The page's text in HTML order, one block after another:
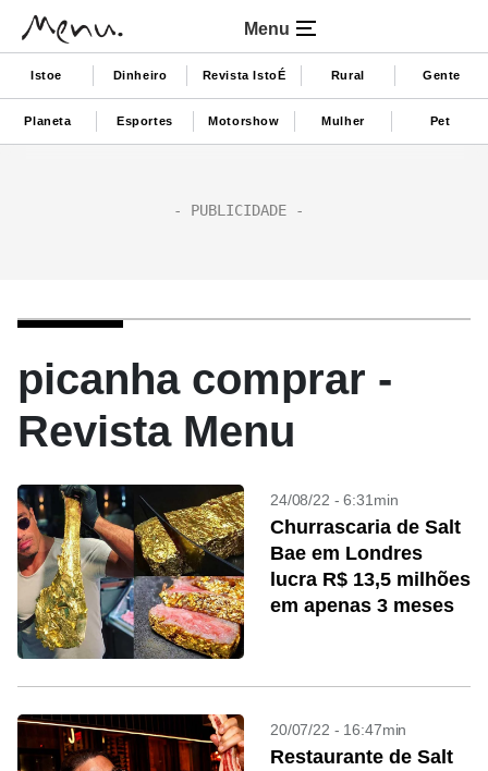
Menu
Istoe Dinheiro Revista IstoÉ Rural Gente
Planeta Esportes Motorshow Mulher Pet
picanha comprar -
Revista Menu
24/08/22 - 6:31min
Churrascaria de Salt
Bae em Londres
lucra R$ 13,5 milhões
em apenas 3 meses
20/07/22 - 16:47min
Restaurante de Salt